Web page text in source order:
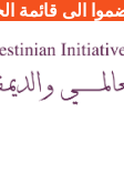
الى قائمة